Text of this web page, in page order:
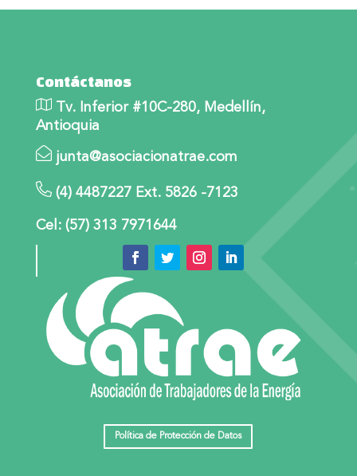
Contáctanos
Tv. Inferior #10C-280, Medellín,
Antioquia
junta@asociacionatrae.com
(4) 4487227 Ext. 5826 -7123
Cel: (57) 313 7971644
Política de Protección de Datos